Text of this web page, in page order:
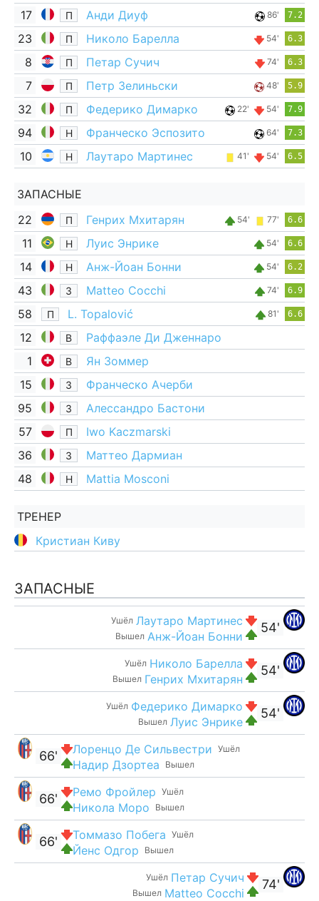
17 П Анди Диуф 86' 7.2
23 П Николо Барелла 54' 6.3
8 П Петар Сучич 74' 6.3
7 П Петр Зелиньски 48' 5.9
32 П Федерико Димарко 22' 54' 7.9
94 Н Франческо Эспозито 64' 7.3
10 Н Лаутаро Мартинес 41' 54' 6.5
ЗАПАСНЫЕ
22
П Генрих Мхитарян 54' 77' 6.6
11 Н Луис Энрике 54' 6.6
14 Н Анж-Йоан Бонни 54' 6.2
43 З Matteo Cocchi 74' 6.9
58 П L. Topalović 81' 6.6
12 В
Раффаэле Ди Дженнаро
1
В
Ян Зоммер
15
З
Франческо Ачерби
95
З
Алессандро Бастони
57
П
Iwo Kaczmarski
36
З
Маттео Дармиан
48
Н Mattia Mosconi
ТРЕНЕР
Кристиан Киву
ЗАПАСНЫЕ
54'
Ушёл Лаутаро Мартинес
Вышел Анж-Йоан Бонни
54'
Ушёл Николо Барелла
Вышел Генрих Мхитарян
54'
Ушёл Федерико Димарко
Вышел Луис Энрике
Ушёл
Лоренцо Де Сильвестри
Вышел
Надир Дзортеа
66'
Ушёл
Ремо Фройлер
Вышел
Никола Моро
66'
Ушёл
Томмазо Побега
Вышел
Йенс Одгор
66'
74'
Ушёл Петар Сучич
Вышел Matteo Cocchi